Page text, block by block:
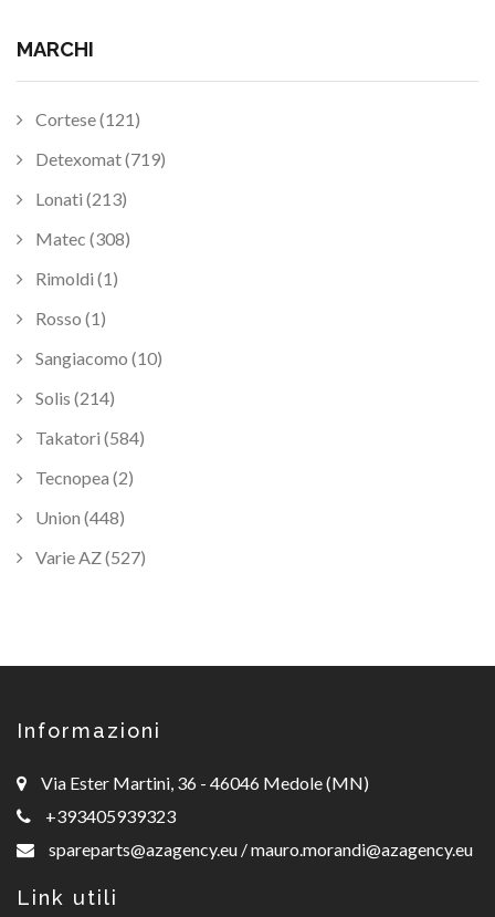
MARCHI
Cortese (121)
Detexomat (719)
Lonati (213)
Matec (308)
Rimoldi (1)
Rosso (1)
Sangiacomo (10)
Solis (214)
Takatori (584)
Tecnopea (2)
Union (448)
Varie AZ (527)
Informazioni
Via Ester Martini, 36 - 46046 Medole (MN)
+393405939323
spareparts@azagency.eu /mauro.morandi@azagency.eu
Link utili